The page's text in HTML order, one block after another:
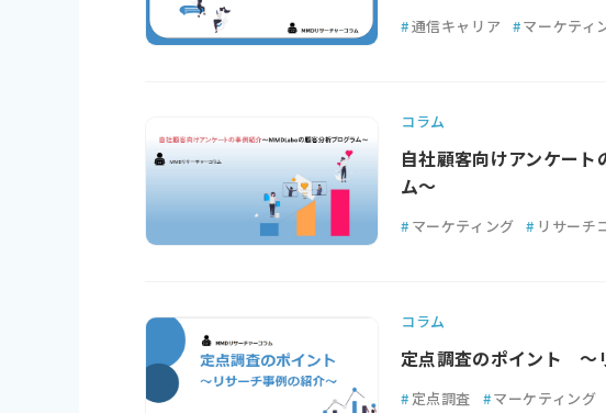
#通信キャリア #マーケティ
コラム
自社顧客向けアンケー
ム～
# マーケティング # リサーチ
コラム
定点調査のポイント ～
# 定点調査 #マーケティング